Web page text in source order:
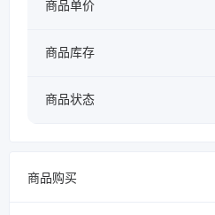
商品单价
商品库存
商品状态
商品购买